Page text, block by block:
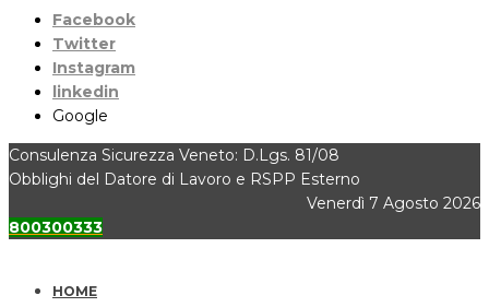
Facebook
Twitter
Instagram
linkedin
Google
Consulenza Sicurezza Veneto: D.Lgs. 81/08
Obblighi del Datore di Lavoro e RSPP Esterno
Venerdì 7 Agosto 2026
800300333
HOME